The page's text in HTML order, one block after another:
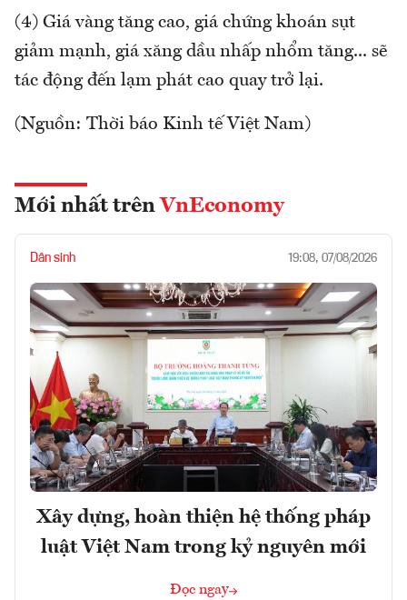
(4) Giá vàng tăng cao, giá chứng khoán sụt
giảm mạnh, giá xăng dầu nhấp nhổm tăng... sẽ
tác động đến lạm phát cao quay trở lại.
(Nguồn: Thời báo Kinh tế Việt Nam)
Mới nhất trên VnEconomy
Dân sinh 19:08, 07/08/2026
Xây dựng, hoàn thiện hệ thống pháp
luật Việt Nam trong kỷ nguyên mới
Đọc ngay